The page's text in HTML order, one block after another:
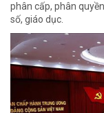
phân cấp, phân
số, giáo dục.